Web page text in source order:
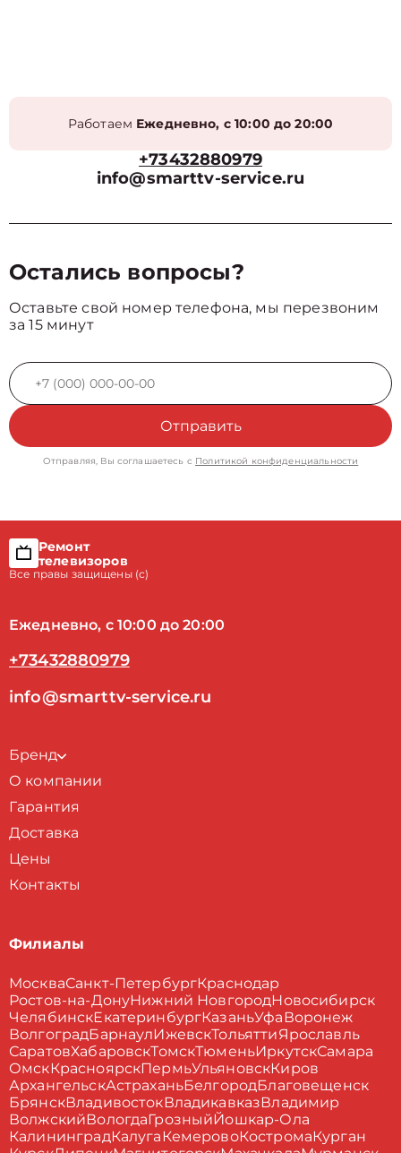
Работаем Ежедневно, с 10:00 до 20:00
+73432880979
info@smarttv-service.ru
Остались вопросы?
Оставьте свой номер телефона, мы перезвоним
за 15 минут
Отправить
Отправляя, Вы соглашаетесь с Политикой конфиденциальности
Ремонт
телевизоров
Все правы защищены (с)
Ежедневно, с 10:00 до 20:00
+73432880979
info@smarttv-service.ru
Бренд
О компании
Гарантия
Доставка
Цены
Контакты
Филиалы
МоскваСанкт-ПетербургКраснодар
Ростов-на-ДонуНижний НовгородНовосибирск
ЧелябинскЕкатеринбургКазаньУфа Воронеж
ВолгоградБарнаулИжевскТольяттиЯрославль
СаратовХабаровскТомскТюменьИркутскСамара
ОмскКрасноярскПермьУльяновскКиров
АрхангельскАстраханьБелгородБлаговещенск
БрянскВладивостокВладикавказВладимир
ВолжскийВологдаГрозныйЙошкар-Ола
КалининградКалуга КемеровоКостромаКурган